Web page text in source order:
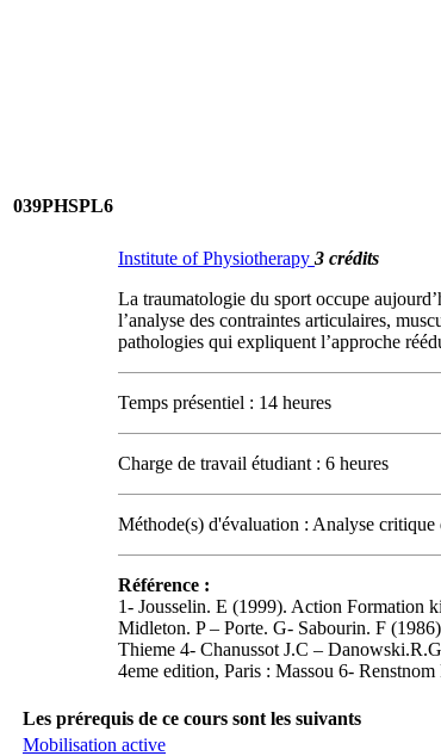
039PHSPL6
Institute of Physiotherapy 3 crédits
La traumatologie du sport occupe
l’analyse des contraintes articulaires,
pathologies qui expliquent l’approche
Temps présentiel : 14 heures
Charge de travail étudiant : 6 heures
Méthode(s) d'évaluation : Analyse
Référence :
1- Jousselin. E (1999). Action Formation
Midleton. P – Porte. G- Sabourin. F
Thieme 4- Chanussot J.C –
4eme edition, Paris : Massou 6-
Les prérequis de ce cours sont les suivants
Mobilisation active